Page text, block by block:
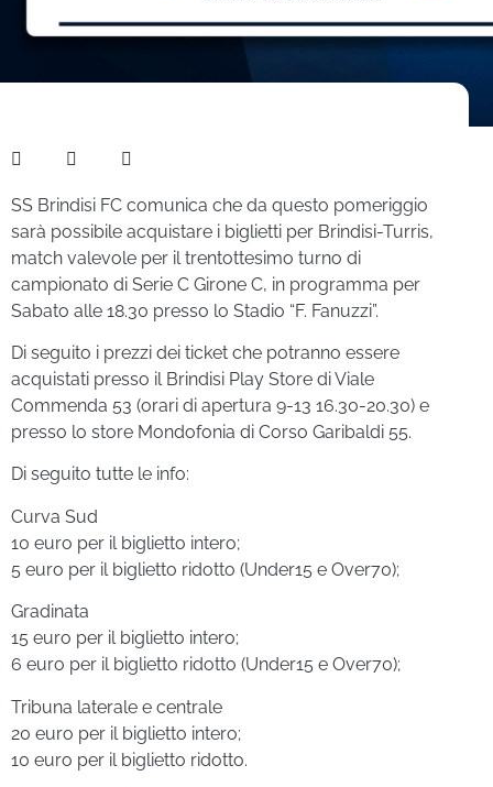
SS Brindisi FC comunica che da questo pomeriggio
sarà possibile acquistare i biglietti per Brindisi-Turris,
match valevole per il trentottesimo turno di
campionato di Serie C Girone C, in programma per
Sabato alle 18.30 presso lo Stadio “F. Fanuzzi”.
Di seguito i prezzi dei ticket che potranno essere
acquistati presso il Brindisi Play Store di Viale
Commenda 53 (orari di apertura 9-13 16.30-20.30) e
presso lo store Mondofonia di Corso Garibaldi 55.
Di seguito tutte le info:
Curva Sud
10 euro per il biglietto intero;
5 euro per il biglietto ridotto (Under15 e Over70);
Gradinata
15 euro per il biglietto intero;
6 euro per il biglietto ridotto (Under15 e Over70);
Tribuna laterale e centrale
20 euro per il biglietto intero;
10 euro per il biglietto ridotto.